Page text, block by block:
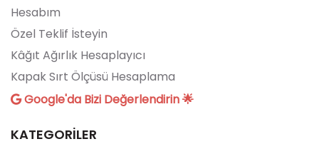
Hesabım
Özel Teklif İsteyin
Kâğıt Ağırlık Hesaplayıcı
Kapak Sırt Ölçüsü Hesaplama
Google'da Bizi Değerlendirin 🌟
KATEGORİLER